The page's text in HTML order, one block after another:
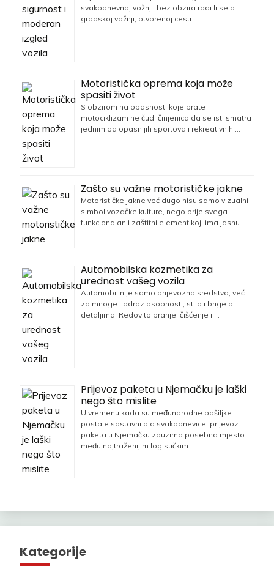
svakodnevnoj vožnji, bez obzira radi li se o
gradskoj vožnji, otvorenoj cesti ili …
Motoristička oprema koja može
spasiti život
S obzirom na opasnosti koje prate
motociklizam ne čudi činjenica da se isti smatra
jednim od opasnijih sportova i rekreativnih …
Zašto su važne motorističke jakne
Motorističke jakne već dugo nisu samo vizualni
simbol vozačke kulture, nego prije svega
funkcionalan i zaštitni element koji ima jasnu …
Automobilska kozmetika za
urednost vašeg vozila
Automobil nije samo prijevozno sredstvo, već
za mnoge i odraz osobnosti, stila i brige o
detaljima. Redovito pranje, čišćenje i …
Prijevoz paketa u Njemačku je laški
nego što mislite
U vremenu kada su međunarodne pošiljke
postale sastavni dio svakodnevice, prijevoz
paketa u Njemačku zauzima posebno mjesto
među najtraženijim logističkim …
Kategorije